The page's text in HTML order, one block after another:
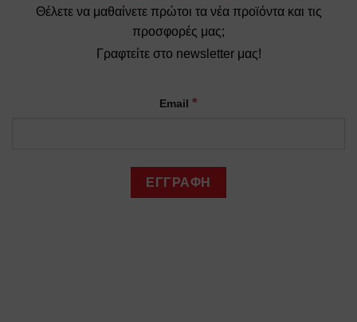
Θέλετε να μαθαίνετε πρώτοι τα νέα προϊόντα και τις
προσφορές μας;
Γραφτείτε στο newsletter μας!
Email *